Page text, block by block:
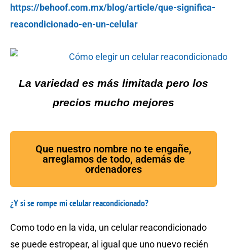
https://behoof.com.mx/blog/article/que-significa-
reacondicionado-en-un-celular
La variedad es más limitada pero los
precios mucho mejores
Que nuestro nombre no te engañe,
arreglamos de todo, además de
ordenadores
¿Y si se rompe mi celular reacondicionado?
Como todo en la vida, un celular reacondicionado
se puede estropear, al igual que uno nuevo recién